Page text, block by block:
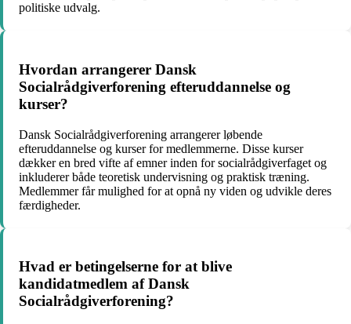
politiske udvalg.
Hvordan arrangerer Dansk
Socialrådgiverforening efteruddannelse og
kurser?
Dansk Socialrådgiverforening arrangerer løbende
efteruddannelse og kurser for medlemmerne. Disse kurser
dækker en bred vifte af emner inden for socialrådgiverfaget og
inkluderer både teoretisk undervisning og praktisk træning.
Medlemmer får mulighed for at opnå ny viden og udvikle deres
færdigheder.
Hvad er betingelserne for at blive
kandidatmedlem af Dansk
Socialrådgiverforening?